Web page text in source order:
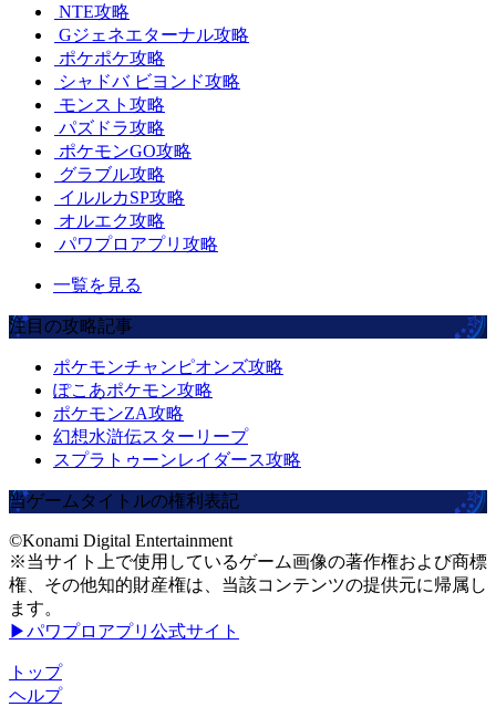
NTE攻略
Gジェネエターナル攻略
ポケポケ攻略
シャドバ ビヨンド攻略
モンスト攻略
パズドラ攻略
ポケモンGO攻略
グラブル攻略
イルルカSP攻略
オルエク攻略
パワプロアプリ攻略
一覧を見る
注目の攻略記事
ポケモンチャンピオンズ攻略
ぽこあポケモン攻略
ポケモンZA攻略
幻想水滸伝スターリープ
スプラトゥーンレイダース攻略
当ゲームタイトルの権利表記
©Konami Digital Entertainment
※当サイト上で使用しているゲーム画像の著作権および商標
権、その他知的財産権は、当該コンテンツの提供元に帰属し
ます。
▶パワプロアプリ公式サイト
トップ
ヘルプ